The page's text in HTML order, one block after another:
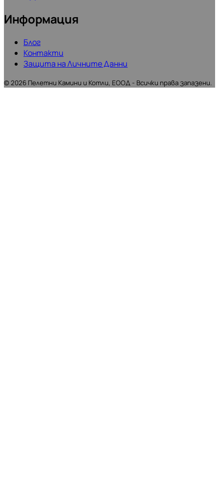
Информация
Блог
Контакти
Защита на Личните Данни
©2026 Пелетни Камини и Котли, ЕООД - Всички права запазени.